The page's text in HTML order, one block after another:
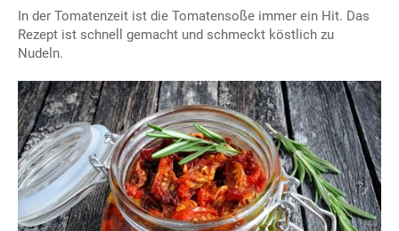
In der Tomatenzeit ist die Tomatensoße immer ein Hit. Das
Rezept ist schnell gemacht und schmeckt köstlich zu
Nudeln.